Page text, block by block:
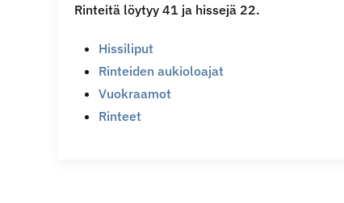
Rinteitä löytyy 41 ja hissejä 22.
Hissiliput
Rinteiden aukioloajat
Vuokraamot
Rinteet